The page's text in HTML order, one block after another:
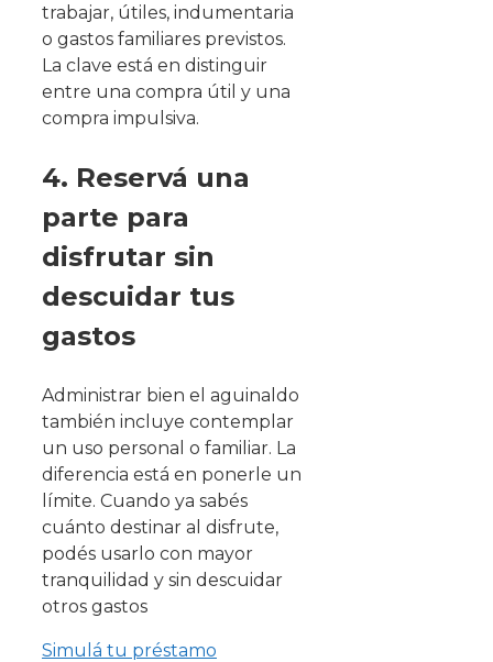
trabajar, útiles, indumentaria
o gastos familiares previstos.
La clave está en distinguir
entre una compra útil y una
compra impulsiva.
4. Reservá una
parte para
disfrutar sin
descuidar tus
gastos
Administrar bien el aguinaldo
también incluye contemplar
un uso personal o familiar. La
diferencia está en ponerle un
límite. Cuando ya sabés
cuánto destinar al disfrute,
podés usarlo con mayor
tranquilidad y sin descuidar
otros gastos
Simulá tu préstamo